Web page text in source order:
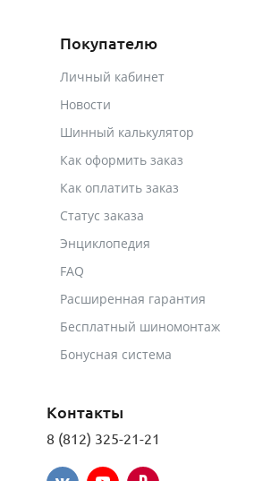
Покупателю
Личный кабинет
Новости
Шинный калькулятор
Как оформить заказ
Как оплатить заказ
Статус заказа
Энциклопедия
FAQ
Расширенная гарантия
Бесплатный шиномонтаж
Бонусная система
Контакты
8 (812) 325-21-21